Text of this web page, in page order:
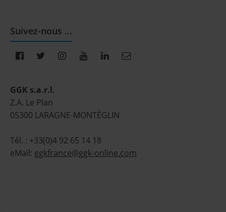
Suivez-nous ...
GGK s.a.r.l.
Z.A. Le Plan
05300 LARAGNE-MONTÉGLIN
Tél. : +33(0)4 92 65 14 18
eMail: ggkfrance@ggk-online.com